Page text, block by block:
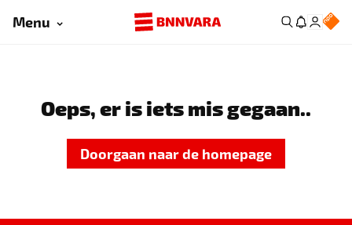
Menu
Oeps, er is iets mis gegaan..
Doorgaan naar de homepage